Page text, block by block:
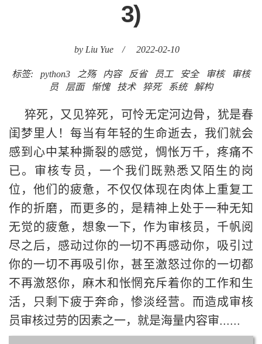
3)
by Liu Yue / 2022-02-10
标签: python3 之殇 内容 反省 员工 安全 审核
审核
员
层面 惭愧 技术 猝死 系统 解构
猝死，又见猝死，可怜无定河边骨，犹是春
闺梦里人！每当有年轻的生命逝去，我们就会
感到心中某种撕裂的感觉，惆怅万千，疼痛不
已。审核专员，一个我们既熟悉又陌生的岗
位，他们的疲惫，不仅仅体现在肉体上重复工
作的折磨，而更多的，是精神上处于一种无知
无觉的疲惫，想象一下，作为审核员，千帆阅
尽之后，感动过你的一切不再感动你，吸引过
你的一切不再吸引你，甚至激怒过你的一切都
不再激怒你，麻木和怅惘充斥着你的工作和生
活，只剩下疲于奔命，惨淡经营。而造成审核
员审核过劳的因素之一，就是海量内容审......